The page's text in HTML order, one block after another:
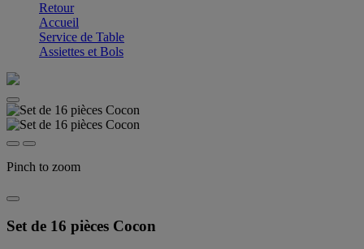
Retour
Accueil
Service de Table
Assiettes et Bols
Pinch to zoom
Set de 16 pièces Cocon